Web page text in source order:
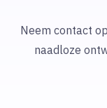
Neem contact
naadloze